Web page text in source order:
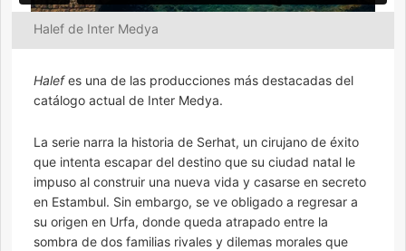
Halef de Inter Medya
Halefes una de las producciones más destacadas del
catálogo actual de Inter Medya.
La serie narra la historia de Serhat, un cirujano de éxito
que intenta escapar del destino que su ciudad natal le
impuso al construir una nueva vida y casarse en secreto
en Estambul. Sin embargo, se ve obligado a regresar a
su origen en Urfa, donde queda atrapado entre la
sombra de dos familias rivales y dilemas morales que